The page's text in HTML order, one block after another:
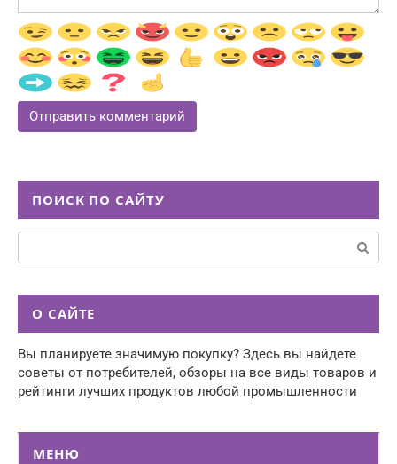
ПОИСК ПО САЙТУ
О САЙТЕ
Вы планируете значимую покупку? Здесь вы найдете
советы от потребителей, обзоры на все виды товаров и
рейтинги лучших продуктов любой промышленности
МЕНЮ